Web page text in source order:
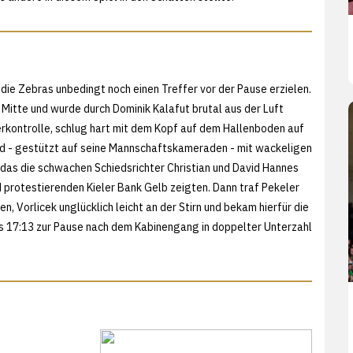
Zebras unbedingt noch einen Treffer vor der Pause erzielen.
und wurde durch Dominik Kalafut brutal aus der Luft
schlug hart mit dem Kopf auf dem Hallenboden auf
- gestützt auf seine Mannschaftskameraden - mit wackeligen
die schwachen Schiedsrichter Christian und David Hannes
Kieler Bank Gelb zeigten. Dann traf Pekeler
Vorlicek unglücklich leicht an der Stirn und bekam hierfür die
zur Pause nach dem Kabinengang in doppelter Unterzahl